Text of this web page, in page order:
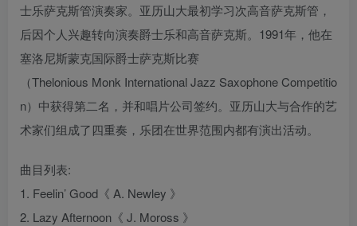
士乐萨克斯管演奏家。亚历山大最初学习次高音萨克斯管，
后因个人兴趣转向演奏爵士乐和高音萨克斯。1991年，他在
塞洛尼斯蒙克国际爵士萨克斯比赛
（Thelonious Monk International Jazz Saxophone Competitio
n）中获得第二名，并和唱片公司签约。亚历山大与合作的艺
术家们组成了四重奏，乐团在世界范围内都有演出活动。
曲目列表:
1. Feelin’ Good《 A. Newley 》
2. Lazy Afternoon《 J. Moross 》